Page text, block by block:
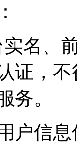
实名、
证，
务。
户信